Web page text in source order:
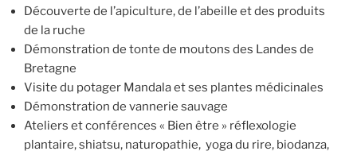
Découverte de l’apiculture, de l’abeille et des produits
de la ruche
Démonstration de tonte de moutons des Landes de
Bretagne
Visite du potager Mandala et ses plantes médicinales
Démonstration de vannerie sauvage
Ateliers et conférences « Bien être » réflexologie
plantaire, shiatsu, naturopathie, yoga du rire, biodanza,